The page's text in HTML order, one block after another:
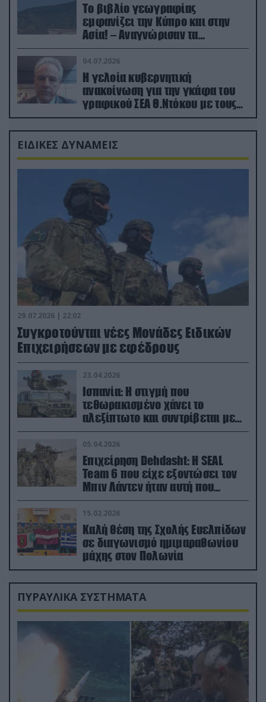
Το βιβλίο γεωγραφίας
εμφανίζει την Κύπρο και στην
Ασία! – Αναγνώρισαν τα
κατεχόμενα; (φωτο)
04.07.2026
Η γελοία κυβερνητική
ανακοίνωση για την γκάφα του
γραφικού ΣΕΑ Θ.Ντόκου με τους
Ρώσους φαρσέρ
ΕΙΔΙΚΕΣ ΔΥΝΑΜΕΙΣ
29.07.2026 | 22:02
Συγκροτούνται νέες Μονάδες Ειδικών
Επιχειρήσεων με εφέδρους
23.04.2026
Ισπανία: Η στιγμή που
τεθωρακισμένο χάνει το
αλεξίπτωτο και συντρίβεται με
ορμή στο έδαφος (βίντεο)
05.04.2026
Επιχείρηση Dehdasht: Η SEAL
Team 6 που είχε εξοντώσει τον
Μπιν Λάντεν ήταν αυτή που
διέσωσε τον πιλότο του F-15
15.02.2026
Καλή θέση της Σχολής Ευελπίδων
σε διαγωνισμό ημιμαραθωνίου
μάχης στον Πολωνία
ΠΥΡΑΥΛΙΚΑ ΣΥΣΤΗΜΑΤΑ